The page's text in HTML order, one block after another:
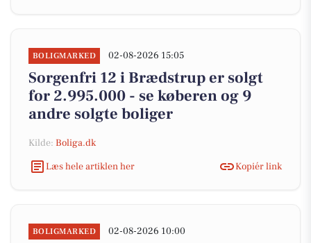
BOLIGMARKED 02-08-2026 15:05
Sorgenfri 12 i Brædstrup er solgt
for 2.995.000 - se køberen og 9
andre solgte boliger
Kilde: Boliga.dk
Læs hele artiklen her
Kopiér link
BOLIGMARKED 02-08-2026 10:00